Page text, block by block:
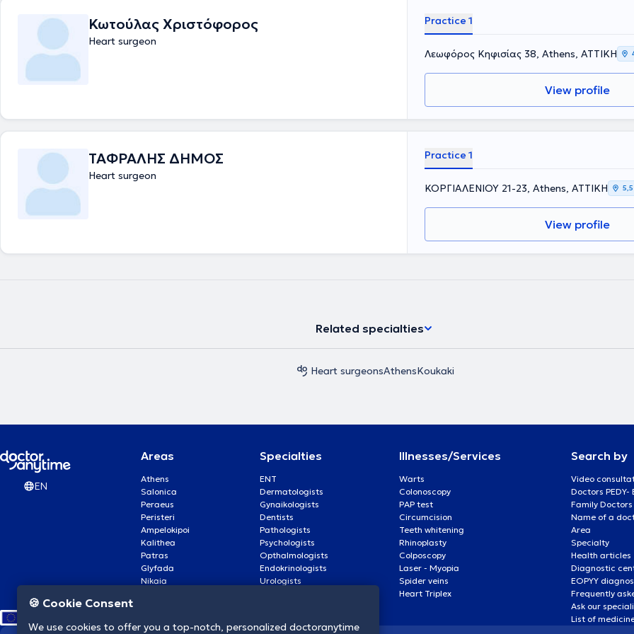
Κωτούλας Χριστόφορος
Heart surgeon
Practice 1
Λεωφόρος Κηφισίας 38, Athens, ΑΤΤΙΚΗ
View profile
ΤΑΦΡΑΛΗΣ ΔΗΜΟΣ
Heart surgeon
Practice 1
ΚΟΡΓΙΑΛΕΝΙΟΥ 21-23, Athens, ΑΤΤΙΚΗ
View profile
Related specialties
Heart surgeonsAthensKoukaki
EN
Areas
Athens
Salonica
Peraeus
Peristeri
Ampelokipoi
Kalithea
Patras
Glyfada
Nikaia
Specialties
ENT
Dermatologists
Gynaikologists
Dentists
Pathologists
Psychologists
Opthalmologists
Endokrinologists
Urologists
Illnesses/Services
Warts
Colonoscopy
PAP test
Circumcision
Teeth whitening
Rhinoplasty
Colposcopy
Laser - Myopia
Spider veins
Heart Triplex
Search by
Video
Doctors PEDY-
Family Doctors
Name of a
Area
Specialty
Health articles
Diagnostic
EOPYY
Frequently
Ask our
List of
🍪 Cookie Consent
We use cookies to offer you a top-notch, personalized doctoranytime